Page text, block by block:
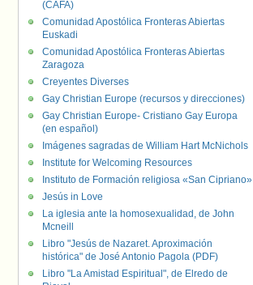
(CAFA)
Comunidad Apostólica Fronteras Abiertas
Euskadi
Comunidad Apostólica Fronteras Abiertas
Zaragoza
Creyentes Diverses
Gay Christian Europe (recursos y direcciones)
Gay Christian Europe- Cristiano Gay Europa
(en español)
Imágenes sagradas de William Hart McNichols
Institute for Welcoming Resources
Instituto de Formación religiosa «San Cipriano»
Jesús in Love
La iglesia ante la homosexualidad, de John
Mcneill
Libro "Jesús de Nazaret. Aproximación
histórica" de José Antonio Pagola (PDF)
Libro "La Amistad Espiritual", de Elredo de